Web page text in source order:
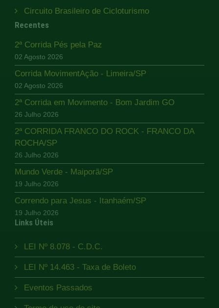
Circuito Brasileiro de Cicloturismo
Recentes
2ª Corrida Pés pela Paz
02 Agosto 2026
Corrida MovimentAção - Limeira/SP
02 Agosto 2026
2ª Corrida em Movimento - Bom Jardim GO
26 Julho 2026
2ª CORRIDA FRANCO DO ROCK - FRANCO DA
ROCHA/SP
26 Julho 2026
Mundo Verde - Maiporã/SP
19 Julho 2026
Correndo para Jesus - Itanhaém/SP
19 Julho 2026
Links Úteis
LEI Nº 8.078 - C.D.C.
LEI Nº 14.463 - Taxa de Boleto
Eventos Passados